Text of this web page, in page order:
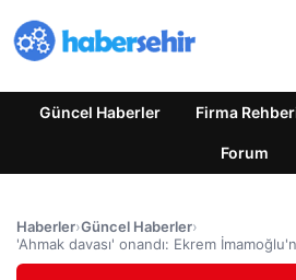
Güncel Haberler Firma
Forum
Haberler›Güncel Haberler›
'Ahmak davası' onandı: Ekrem